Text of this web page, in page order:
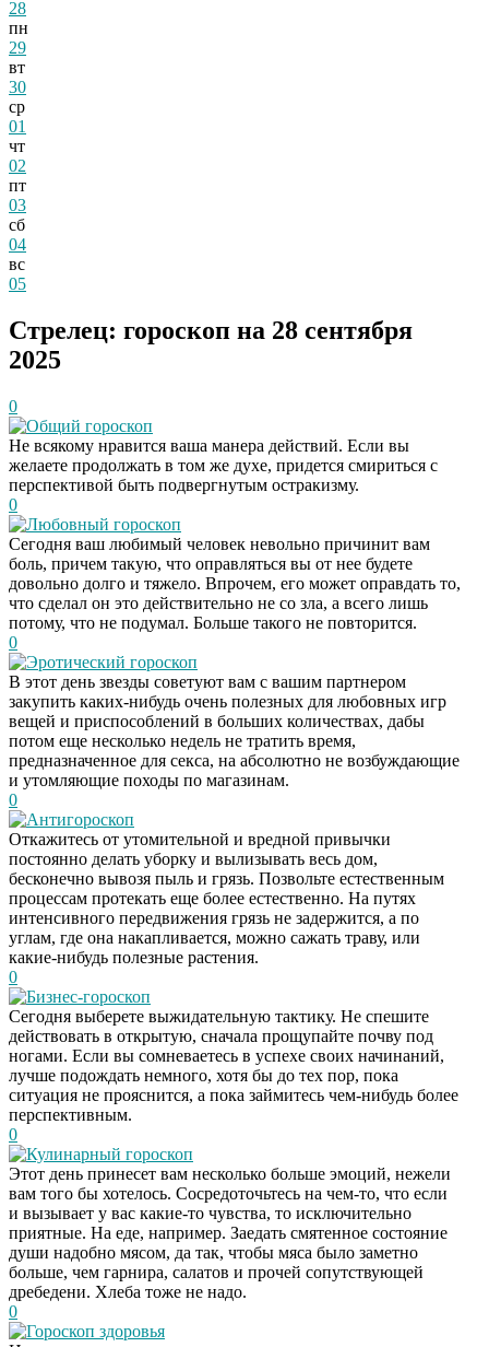
28
пн
29
вт
30
ср
01
чт
02
пт
03
сб
04
вс
05
Стрелец: гороскоп на 28 сентября
2025
0
Общий гороскоп
Не всякому нравится ваша манера действий. Если вы
желаете продолжать в том же духе, придется смириться с
перспективой быть подвергнутым остракизму.
0
Любовный гороскоп
Сегодня ваш любимый человек невольно причинит вам
боль, причем такую, что оправляться вы от нее будете
довольно долго и тяжело. Впрочем, его может оправдать то,
что сделал он это действительно не со зла, а всего лишь
потому, что не подумал. Больше такого не повторится.
0
Эротический гороскоп
В этот день звезды советуют вам с вашим партнером
закупить каких-нибудь очень полезных для любовных игр
вещей и приспособлений в больших количествах, дабы
потом еще несколько недель не тратить время,
предназначенное для секса, на абсолютно не возбуждающие
и утомляющие походы по магазинам.
0
Антигороскоп
Откажитесь от утомительной и вредной привычки
постоянно делать уборку и вылизывать весь дом,
бесконечно вывозя пыль и грязь. Позвольте естественным
процессам протекать еще более естественно. На путях
интенсивного передвижения грязь не задержится, а по
углам, где она накапливается, можно сажать траву, или
какие-нибудь полезные растения.
0
Бизнес-гороскоп
Сегодня выберете выжидательную тактику. Не спешите
действовать в открытую, сначала прощупайте почву под
ногами. Если вы сомневаетесь в успехе своих начинаний,
лучше подождать немного, хотя бы до тех пор, пока
ситуация не прояснится, а пока займитесь чем-нибудь более
перспективным.
0
Кулинарный гороскоп
Этот день принесет вам несколько больше эмоций, нежели
вам того бы хотелось. Сосредоточьтесь на чем-то, что если
и вызывает у вас какие-то чувства, то исключительно
приятные. На еде, например. Заедать смятенное состояние
души надобно мясом, да так, чтобы мяса было заметно
больше, чем гарнира, салатов и прочей сопутствующей
дребедени. Хлеба тоже не надо.
0
Гороскоп здоровья
Даже самый